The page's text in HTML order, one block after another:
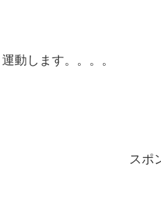
動します。。。。
スポ